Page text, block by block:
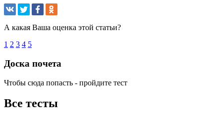
А какая Ваша оценка этой статьи?
1 2 3 4 5
Доска почета
Чтобы сюда попасть - пройдите тест
Все тесты